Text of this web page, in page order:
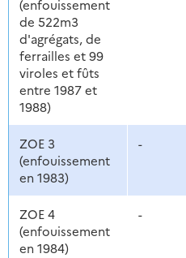
(enfouissement
de 522m3
d'agrégats, de
ferrailles et 99
viroles et fûts
entre 1987 et
1988)
ZOE 3
(enfouissement
en 1983)
-
ZOE 4
(enfouissement
en 1984)
-